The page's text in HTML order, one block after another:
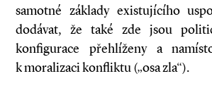
samotné základy existujícího
dodávat, že také zde jsou
konfigurace přehlíženy a
k moralizaci konfliktu („osa zla“).